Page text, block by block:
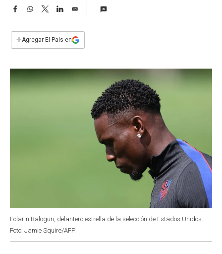
F
e
b
k
W
s
p
T
w
t
L
n
E
i
l
+Agregar El País en
Folarin Balogun, delantero estrella de la selección de Estados Unidos.
Foto: Jamie Squire/AFP.